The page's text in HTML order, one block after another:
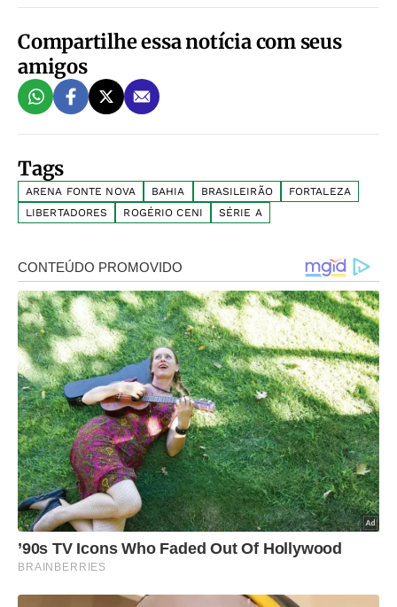
Compartilhe essa notícia com seus
amigos
Tags
ARENA FONTE NOVA BAHIA BRASILEIRÃO
FORTALEZA
LIBERTADORES
ROGÉRIO CENI SÉRIE A